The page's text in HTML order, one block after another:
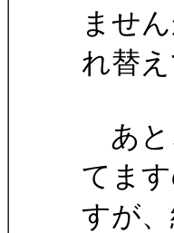
ませ
れ替
あと
てま
すが